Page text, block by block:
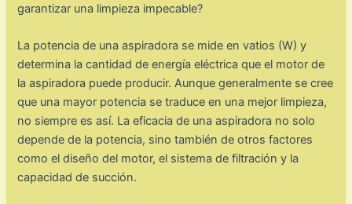
garantizar una limpieza impecable?
La potencia de una aspiradora se mide en vatios (W) y
determina la cantidad de energía eléctrica que el motor de
la aspiradora puede producir. Aunque generalmente se cree
que una mayor potencia se traduce en una mejor limpieza,
no siempre es así. La eficacia de una aspiradora no solo
depende de la potencia, sino también de otros factores
como el diseño del motor, el sistema de filtración y la
capacidad de succión.